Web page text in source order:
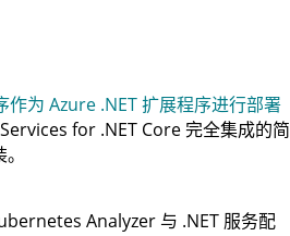
作为 Azure .NET 扩展程序进行部署
for .NET Core 完全集成的简
Analyzer 与 .NET 服务配